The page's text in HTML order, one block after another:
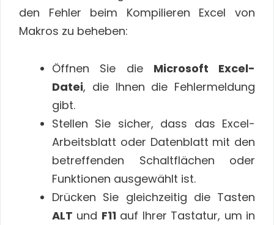
den Fehler beim Kompilieren Excel von
Makros zu beheben:
Öffnen Sie die Microsoft Excel-
Datei, die Ihnen die Fehlermeldung
gibt.
Stellen Sie sicher, dass das Excel-
Arbeitsblatt oder Datenblatt mit den
betreffenden Schaltflächen oder
Funktionen ausgewählt ist.
Drücken Sie gleichzeitig die Tasten
ALT und F11auf Ihrer Tastatur, um in